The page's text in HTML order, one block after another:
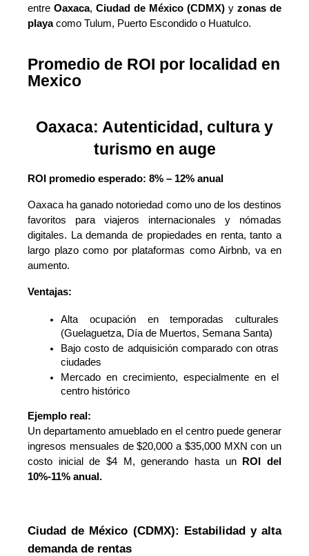
entre Oaxaca, Ciudad de México (CDMX) y zonas de
playa como Tulum, Puerto Escondido o Huatulco.
Promedio de ROI por localidad en
Mexico
Oaxaca: Autenticidad, cultura y
turismo en auge
ROI promedio esperado: 8% – 12% anual
Oaxaca ha ganado notoriedad como uno de los destinos
favoritos para viajeros internacionales y nómadas
digitales. La demanda de propiedades en renta, tanto a
largo plazo como por plataformas como Airbnb, va en
aumento.
Ventajas:
Alta ocupación en temporadas culturales
(Guelaguetza, Día de Muertos, Semana Santa)
Bajo costo de adquisición comparado con otras
ciudades
Mercado en crecimiento, especialmente en el
centro histórico
Ejemplo real:
Un departamento amueblado en el centro puede generar
ingresos mensuales de $20,000 a $35,000 MXN con un
costo inicial de $4 M, generando hasta un
ROI del
10%-11% anual.
Ciudad de México (CDMX): Estabilidad y alta
demanda de rentas